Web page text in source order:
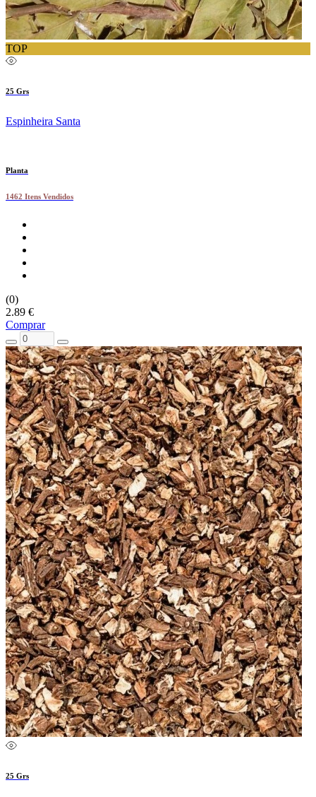
TOP
25 Grs
Espinheira Santa
Planta
1462 Itens Vendidos
(0)
2.89 €
Comprar
25 Grs